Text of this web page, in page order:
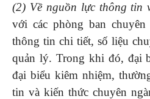
(2) Về nguồn lực thông tin
với các phòng ban
thông tin chi tiết, số liệu
quản lý. Trong khi đó, đại
đại biểu kiêm nhiệm,
tin và kiến thức chuyên